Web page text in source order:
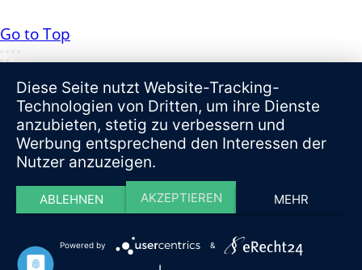
Go to Top
Diese Seite nutzt Website-Tracking-
Technologien von Dritten, um ihre Dienste
anzubieten, stetig zu verbessern und
Werbung entsprechend den Interessen der
Nutzer anzuzeigen.
ABLEHNEN AKZEPTIEREN MEHR
Powered by &